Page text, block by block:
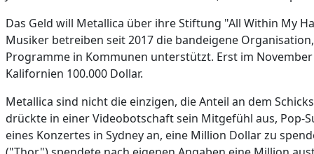
Das Geld will Metallica über ihre Stiftung "All Within My
Musiker betreiben seit 2017 die bandeigene
Programme in Kommunen unterstützt. Erst im
Kalifornien 100.000 Dollar.
Metallica sind nicht die einzigen, die Anteil an dem
drückte in einer Videobotschaft sein Mitgefühl aus, Pop-
eines Konzertes in Sydney an, eine Million Dollar zu